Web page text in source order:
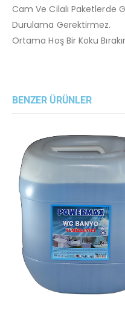
Cam Ve Cilalı Paketlerde
Durulama Gerektirmez.
Ortama Hoş Bir Koku
BENZER ÜRÜNLER